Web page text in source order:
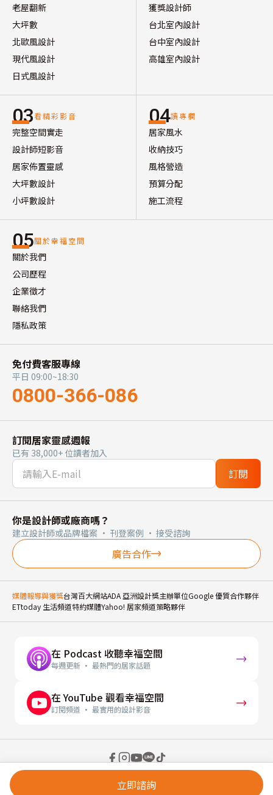
立即諮詢
老屋翻新
大坪數
北歐風設計
現代風設計
日式風設計
獲獎設計師
台北室內設計
台中室內設計
高雄室內設計
03看精彩影音
完整空間實走
設計師短影音
居家佈置靈感
大坪數設計
小坪數設計
04讀專欄
居家風水
收納技巧
風格營造
預算分配
施工流程
05關於幸福空間
關於我們
公司歷程
企業徵才
聯絡我們
隱私政策
免付費客服專線
平日 09:00~18:30
0800-366-086
訂閱居家靈感週報
已有 38,000+ 位讀者加入
訂閱
你是設計師或廠商嗎？
建立設計師或品牌檔案 · 刊登案例 · 接受諮詢
廣告合作
媒體報導與獲獎台灣百大網站ADA 亞洲設計獎主辦單位Google 優質合作夥伴
ETtoday 生活頻道特約媒體Yahoo! 居家頻道策略夥伴
在 Podcast 收聽幸福空間
每週更新 · 最熱門的居家話題
在 YouTube 觀看幸福空間
訂閱頻道 · 最實用的設計影音
© 2026 幸福空間 Gorgeous Space Co., Ltd.